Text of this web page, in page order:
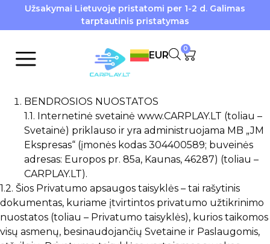
Užsakymai Lietuvoje pristatomi per 1-2 d. Galimas
tarptautinis pristatymas
EUR
0
BENDROSIOS NUOSTATOS
1.1. Internetinė svetainė www.CARPLAY.LT (toliau –
Svetainė) priklauso ir yra administruojama MB „JM
Ekspresas“ (įmonės kodas 304400589; buveinės
adresas: Europos pr. 85a, Kaunas, 46287) (toliau –
CARPLAY.LT).
1.2. Šios Privatumo apsaugos taisyklės – tai rašytinis
dokumentas, kuriame įtvirtintos privatumo užtikrinimo
nuostatos (toliau – Privatumo taisyklės), kurios taikomos
visų asmenų, besinaudojančių Svetaine ir Paslaugomis,